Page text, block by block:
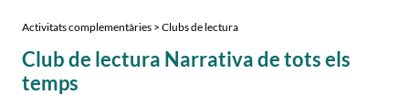
Activitats complementàries > Clubs de lectura
Club de lectura Narrativa de tots els
temps